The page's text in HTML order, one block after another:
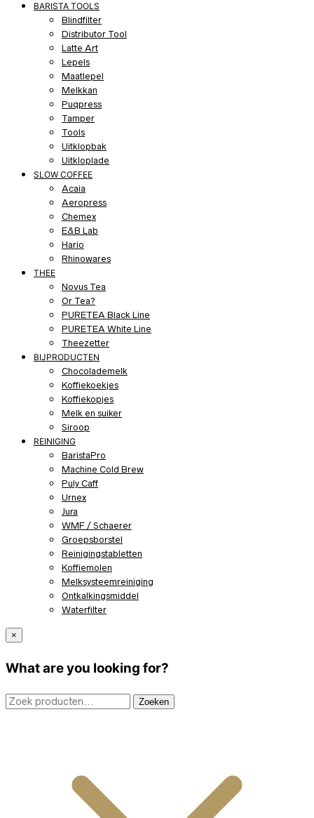
BARISTA TOOLS
Blindfilter
Distributor Tool
Latte Art
Lepels
Maatlepel
Melkkan
Puqpress
Tamper
Tools
Uitklopbak
Uitkloplade
SLOW COFFEE
Acaia
Aeropress
Chemex
E&B Lab
Hario
Rhinowares
THEE
Novus Tea
Or Tea?
PURETEA Black Line
PURETEA White Line
Theezetter
BIJPRODUCTEN
Chocolademelk
Koffiekoekjes
Koffiekopjes
Melk en suiker
Siroop
REINIGING
BaristaPro
Machine Cold Brew
Puly Caff
Urnex
Jura
WMF / Schaerer
Groepsborstel
Reinigingstabletten
Koffiemolen
Melksysteemreiniging
Ontkalkingsmiddel
Waterfilter
×
What are you looking for?
Zoeken
naar:
Zoeken